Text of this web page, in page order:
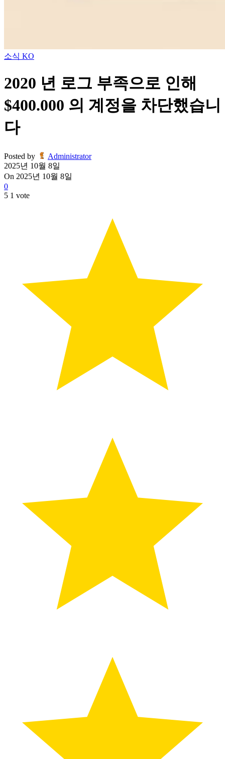
소식 KO
2020 년 로그 부족으로 인해
$400.000 의 계정을 차단했습니
다
Posted by
Administrator
2025년 10월 8일
On 2025년 10월 8일
0
5 1 vote